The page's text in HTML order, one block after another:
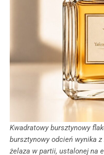
Kwadratowy bursztynowy
bursztynowy odcień wynika
żelaza w partii, ustalonej na